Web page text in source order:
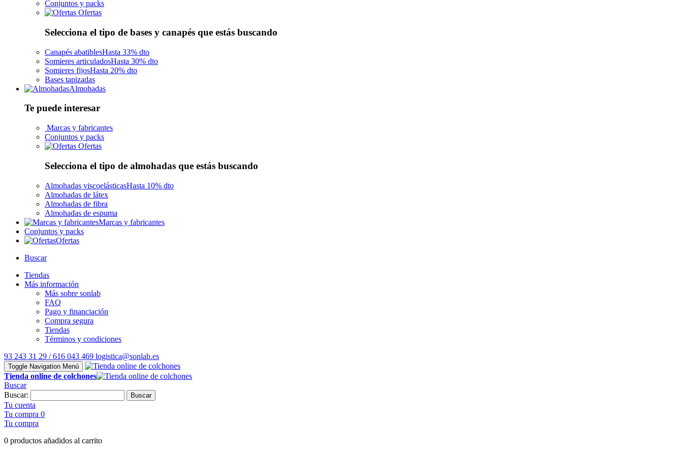
Conjuntos y packs
Ofertas
Selecciona el tipo de bases y canapés que estás buscando
Canapés abatiblesHasta 33% dto
Somieres articuladosHasta 30% dto
Somieres fijosHasta 20% dto
Bases tapizadas
Almohadas
Te puede interesar
Marcas y fabricantes
Conjuntos y packs
Ofertas
Selecciona el tipo de almohadas que estás buscando
Almohadas viscoelásticasHasta 10% dto
Almohadas de látex
Almohadas de fibra
Almohadas de espuma
Marcas y fabricantes
Conjuntos y packs
Ofertas
Buscar
Tiendas
Más información
Más sobre sonlab
FAQ
Pago y financiación
Compra segura
Tiendas
Términos y condiciones
93 243 31 29 / 616 043 469 logistica@sonlab.es
Toggle Navigation Menú
Tienda online de colchones
Buscar
Buscar:
Buscar
Tu cuenta
Tu compra 0
Tu compra
0 productos añadidos al carrito